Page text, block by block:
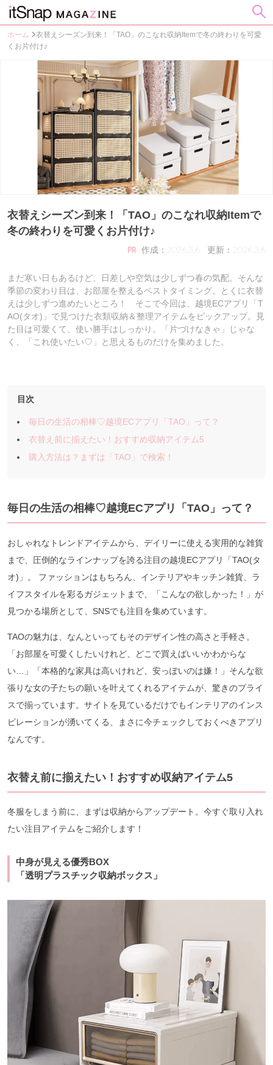
ホーム
衣替えシーズン到来！「TAO」のこなれ収納Itemで冬の終わりを可愛
くお片付け♪
衣替えシーズン到来！「TAO」のこなれ収納Itemで
冬の終わりを可愛くお片付け♪
PR 作成：2026.3.6 更新：2026.3.6
まだ寒い日もあるけど、日差しや空気は少しずつ春の気配。そんな
季節の変わり目は、お部屋を整えるベストタイミング。とくに衣替
えは少しずつ進めたいところ！ そこで今回は、越境ECアプリ「T
AO(タオ)」で見つけた衣類収納＆整理アイテムをピックアップ。見
た目は可愛くて、使い勝手はしっかり。「片づけなきゃ」じゃな
く、「これ使いたい♡」と思えるものだけを集めました。
目次
毎日の生活の相棒♡越境ECアプリ「TAO」って？
衣替え前に揃えたい！おすすめ収納アイテム5
購入方法は？まずは「TAO」で検索！
毎日の生活の相棒♡越境ECアプリ「TAO 」って？
おしゃれなトレンドアイテムから、デイリーに使える実用的な雑貨
まで、圧倒的なラインナップを誇る注目の越境ECアプリ「TAO(タ
オ)」。 ファッションはもちろん、インテリアやキッチン雑貨、ラ
イフスタイルを彩るガジェットまで、「こんなの欲しかった！」が
見つかる場所として、SNSでも注目を集めています。
TAOの魅力は、なんといってもそのデザイン性の高さと手軽さ。
「お部屋を可愛くしたいけれど、どこで買えばいいかわからな
い…」「本格的な家具は高いけれど、安っぽいのは嫌！」そんな欲
張りな女の子たちの願いを叶えてくれるアイテムが、驚きのプライ
スで揃っています。サイトを見ているだけでもインテリアのインス
ピレーションが湧いてくる、まさに今チェックしておくべきアプリ
なんです。
衣替え前に揃えたい！おすすめ収納アイテム5
冬服をしまう前に、まずは収納からアップデート。今すぐ取り入れ
たい注目アイテムをご紹介します！
中身が見える優秀BOX
「透明プラスチック収納ボックス」